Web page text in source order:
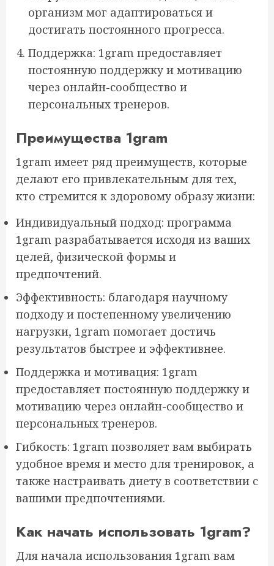
организм мог адаптироваться и
достигать постоянного прогресса.
Поддержка: 1gram предоставляет
постоянную поддержку и мотивацию
через онлайн-сообщество и
персональных тренеров.
Преимущества 1gram
1gram имеет ряд преимуществ, которые
делают его привлекательным для тех,
кто стремится к здоровому образу жизни:
Индивидуальный подход: программа
1gram разрабатывается исходя из ваших
целей, физической формы и
предпочтений.
Эффективность: благодаря научному
подходу и постепенному увеличению
нагрузки, 1gram помогает достичь
результатов быстрее и эффективнее.
Поддержка и мотивация: 1gram
предоставляет постоянную поддержку и
мотивацию через онлайн-сообщество и
персональных тренеров.
Гибкость: 1gram позволяет вам выбирать
удобное время и место для тренировок, а
также настраивать диету в соответствии с
вашими предпочтениями.
Как начать использовать 1gram?
Для начала использования 1gram вам